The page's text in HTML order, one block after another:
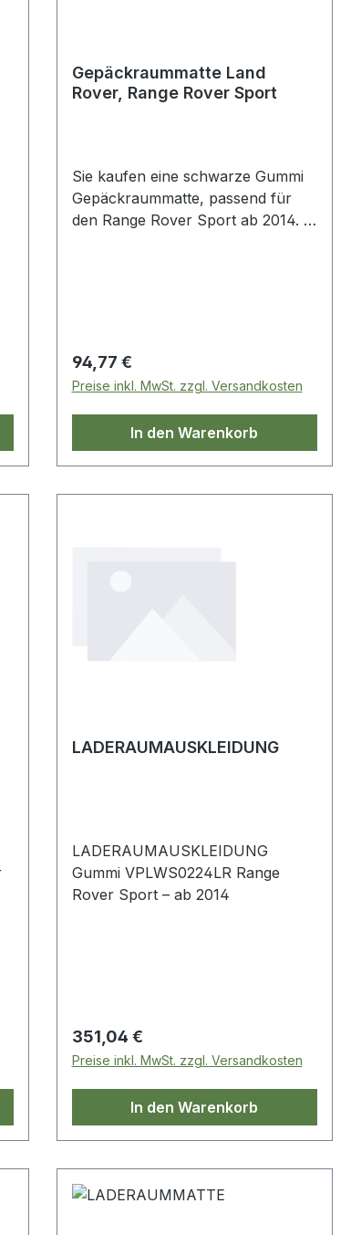
Gepäckraummatte Land
Rover, Range Rover Sport
Sie kaufen eine schwarze Gummi
Gepäckraummatte, passend für
den Range Rover Sport ab 2014.
Regulärer Preis:
94,77 €
Preise inkl. MwSt. zzgl. Versandkosten
In den Warenkorb
LADERAUMAUSKLEIDUNG
LADERAUMAUSKLEIDUNG
Gummi VPLWS0224LR Range
Rover Sport – ab 2014
Regulärer Preis:
351,04 €
Preise inkl. MwSt. zzgl. Versandkosten
In den Warenkorb